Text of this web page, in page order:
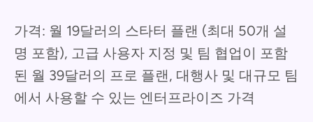
가격: 월 19달러의 스타터 플랜 (최대 50개 설
명 포함), 고급 사용자 지정 및 팀 협업이 포함
된 월 39달러의 프로 플랜, 대행사 및 대규모 팀
에서 사용할 수 있는 엔터프라이즈 가격